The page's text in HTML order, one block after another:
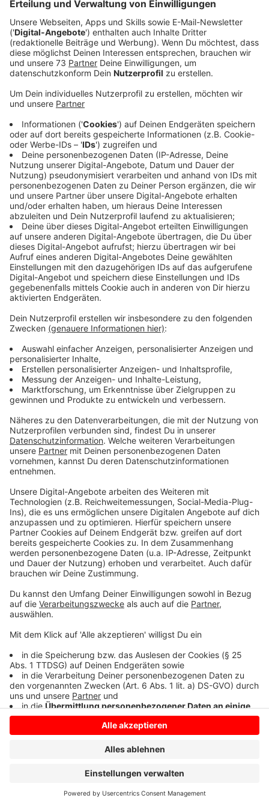
Anzeige
Feierliche Verleihung des Titels
Anzeige
Heute (6.9) wird dem August-Vetter-Berufskolleg
Bocholt im Rahmen eines feierlichen Festakts der
Titel "Schule ohne Rassismus - Schule mit Courage"
verliehen. Das Projekt wurde von Schülerinnen und
Schülern des Berufskollegs in Kooperation mit dem
Grundschulverbund Liebfrauen initiiert. Nach dem
Festakt erwartet die Grundschülerinnen und
Grundschüler ein buntes Rahmenprogramm auf dem
Schulhof des August-Vetter-Berufskollegs.
Anzeige
Selbstverpflichtung für die Zukunft
Der Titel "Schule ohne Rassismus – Schule mit
Courage" ist keine Auszeichnung für bereits geleistete
Gegenwart und Zukunft. Das August-Vetter-
Berufskolleg wird sich dafür einsetzen, nachhaltige
und langfristige Projekte, Aktivitäten und Initiativen zu
entwickeln, um Diskriminierungen zu überwinden.
jetzt 32 Schulen aus dem Kreis Borken, die den Titel
"Schule ohne Rassismus" tragen dürfen, darunter die
Josefschule in Bocholt, das Gymnasium Remigianum in
Borken und die Brückenschule in Reken. In ganz NRW
gibt es aktuell über 1300 Schulen im Netzwerk
"Schule ohne Rassismus – Schule mit Courage".
Anzeige
Anzeige